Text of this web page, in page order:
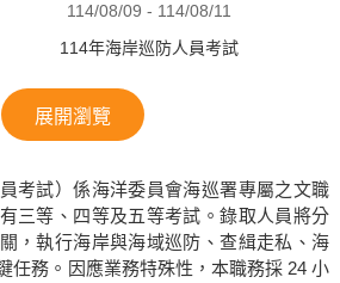
114/08/09 - 114/08/11
114年海岸巡防人員考試
展開瀏覽
考試）係海洋委員會海巡署專屬之文職
三等、四等及五等考試。錄取人員將分
，執行海岸與海域巡防、查緝走私、海
任務。因應業務特殊性，本職務採 24 小